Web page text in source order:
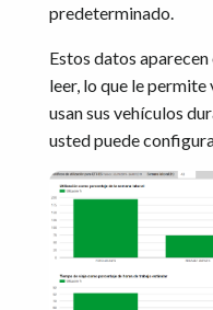
predeterminado.
Estos datos
leer, lo que le
usan sus vehículos
usted puede